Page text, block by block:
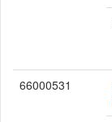
66000531